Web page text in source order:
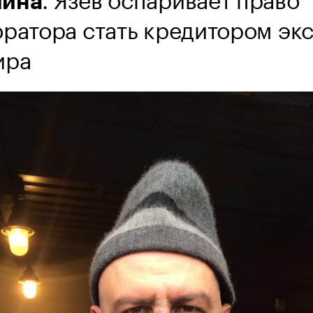
стать кредитором